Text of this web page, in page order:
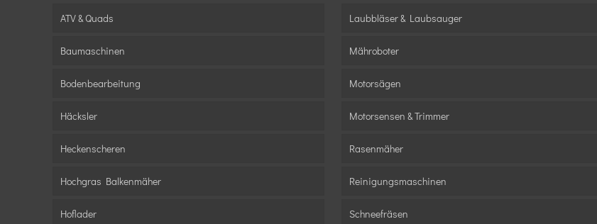
ATV & Quads
Baumaschinen
Bodenbearbeitung
Häcksler
Heckenscheren
Hochgras Balkenmäher
Hoflader
Laubbläser & Laubsauger
Mähroboter
Motorsägen
Motorsensen & Trimmer
Rasenmäher
Reinigungsmaschinen
Schneefräsen